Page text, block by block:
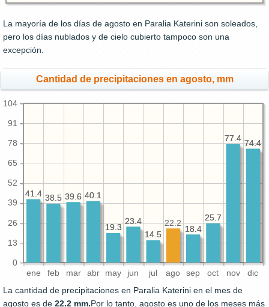
La mayoría de los días de agosto en Paralia Katerini son soleados,
pero los días nublados y de cielo cubierto tampoco son una
excepción.
Cantidad de precipitaciones en agosto, mm
ene feb mar abr may jun jul ago sep oct nov dic
0
13
26
39
52
65
78
91
104
74.4
77.4
25.7
18.4
14.5
23.4
19.3
40.1
39.6
38.5
41.4
74.4
77.4
25.7
18.4
22.2
14.5
23.4
19.3
40.1
39.6
38.5
41.4
La cantidad de precipitaciones en Paralia Katerini en el mes de
agosto es de 22.2 mm.Por lo tanto, agosto es uno de los meses más